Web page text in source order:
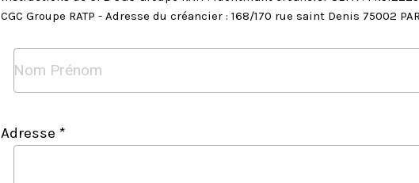
CGC Groupe RATP - Adresse du créancier : 168/170 rue saint Denis 75002
Adresse *